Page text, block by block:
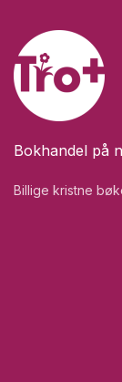
Bokhandel på
Billige kristne